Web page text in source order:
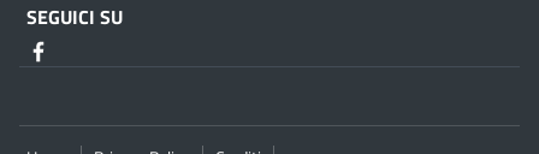
SEGUICI SU